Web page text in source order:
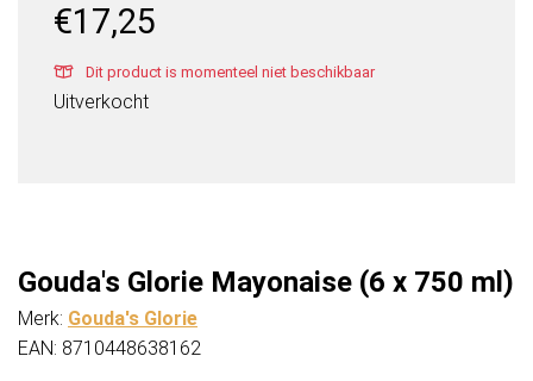
€17,25
Dit product is momenteel niet beschikbaar
Uitverkocht
Gouda's Glorie Mayonaise (6 x 750 ml)
Merk: Gouda's Glorie
EAN: 8710448638162